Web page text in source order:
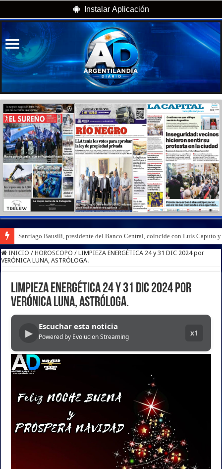
Instalar Aplicación
Santiago Bausili, presidente del Banco Central, coincide con Luis Caputo
INICIO / HOROSCOPO / LIMPIEZA ENERGÉTICA 24 y 31 DIC 2024 por
VERÓNICA LUNA, ASTRÓLOGA.
LIMPIEZA ENERGÉTICA 24 y 31 DIC 2024 por
VERÓNICA LUNA, ASTRÓLOGA.
▶
Escuchar esta noticia
Powered by Evolucion Streaming x1